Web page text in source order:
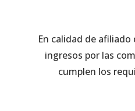
En calidad de
ingresos por las
cumplen los